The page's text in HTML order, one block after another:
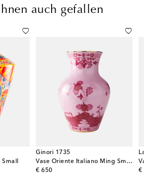
auch gefallen
Ginori 1735
Vase Oriente Italiano Ming Small
€ 650
original price
€